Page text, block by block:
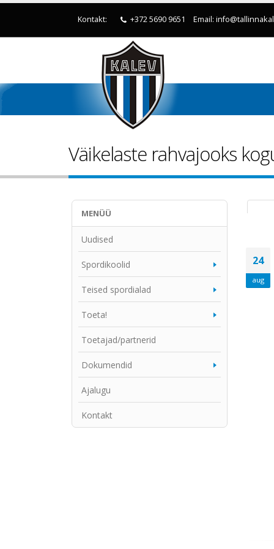
Kontakt: +372 5690 9651 Email:
Väikelaste rahvajooks
MENÜÜ
Uudised
Spordikoolid
Teised spordialad
Toeta!
Toetajad/partnerid
Dokumendid
Ajalugu
Kontakt